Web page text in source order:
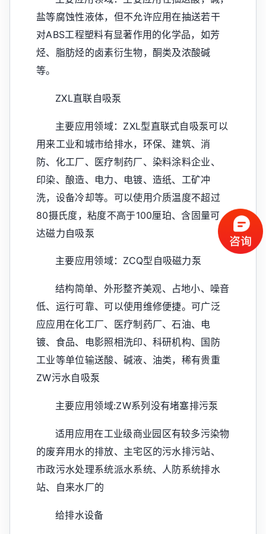
盐等腐蚀性液体，但不允许应用在抽送若干
对ABS工程塑料有显著作用的化学品，如芳
烃、脂肪烃的卤素衍生物，酮类及浓酸碱
等。
ZXL直联自吸泵
主要应用领域：ZXL型直联式自吸泵可以
用来工业和城市给排水，环保、建筑、消
防、化工厂、医疗制药厂、染料涂料企业、
印染、酿造、电力、电镀、造纸、工矿冲
洗，设备冷却等。可以使用介质温度不超过
80摄氏度，粘度不高于100厘珀、含固量可
达磁力自吸泵
主要应用领域：ZCQ型自吸磁力泵
结构简单、外形整齐美观、占地小、噪音
低、运行可靠、可以使用维修便捷。可广泛
应应用在化工厂、医疗制药厂、石油、电
镀、食品、电影照相洗印、科研机构、国防
工业等单位输送酸、碱液、油类，稀有贵重
ZW污水自吸泵
主要应用领域:ZW系列没有堵塞排污泵
适用应用在工业级商业园区有较多污染物
的废弃用水的排放、主宅区的污水排污站、
市政污水处理系统派水系统、人防系统排水
站、自来水厂的
给排水设备